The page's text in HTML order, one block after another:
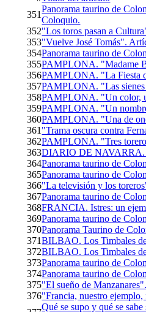
351
Panorama taurino de
Coloquio.
352"Los toros pasan a
353"Vuelve José Tomás".
354Panorama taurino de
355PAMPLONA. "Madame
356PAMPLONA. "La Fiesta
357PAMPLONA. "Las
358PAMPLONA. "Un color,
359PAMPLONA. "Un
360PAMPLONA. "Una de
361 "Trama oscura contra
362PAMPLONA. "Tres
363DIARIO DE NAVARRA.
364Panorama taurino de
365Panorama taurino de
366"La televisión y los
367Panorama taurino de
368FRANCIA. Istres: un
369Panorama taurino de
370Panorama Taurino de
371BILBAO. Los Timbales
372BILBAO. Los Timbales
373Panorama taurino de
374Panorama taurino de
375"El sueño de
376"Francia, nuestro
Qué se supo y qué se